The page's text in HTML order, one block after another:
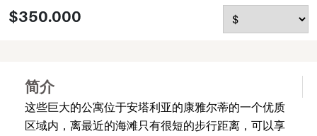
$350.000
简介
这些巨大的公寓位于安塔利亚的康雅尔蒂的一个优质
区域内，离最近的海滩只有很短的步行距离，可以享